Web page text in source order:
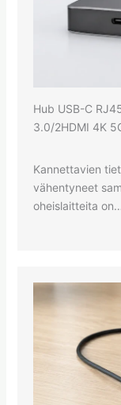
Hub USB-C
3.0/2HDMI 4K
Kannettavien
vähentyneet
oheislaitteita on…